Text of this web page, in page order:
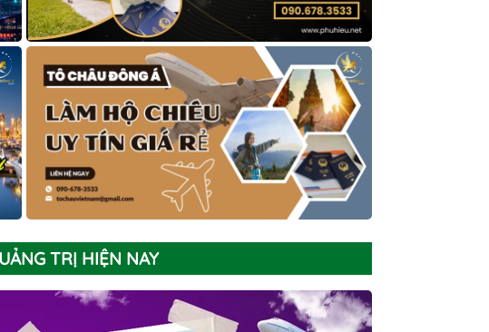
TRỊ HIỆN NAY